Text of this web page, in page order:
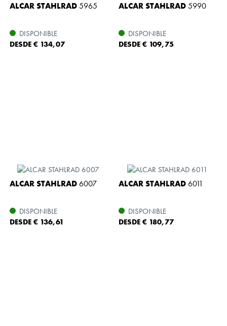
ALCAR STAHLRAD5965
DISPONIBLE
DESDE € 134,07
ALCAR STAHLRAD5990
DISPONIBLE
DESDE € 109,75
ALCAR STAHLRAD6007
DISPONIBLE
DESDE € 136,61
ALCAR STAHLRAD6011
DISPONIBLE
DESDE € 180,77